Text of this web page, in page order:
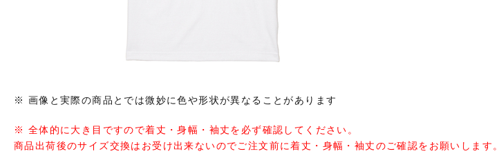
※ 画像と実際の商品とでは微妙に色や形状が異なることがあります
※ 全体的に大き目ですので着丈・身幅・袖丈を必ず確認してください。
商品出荷後のサイズ交換はお受け出来ないのでご注文前に着丈・身幅・袖丈のご確認をお願いします。